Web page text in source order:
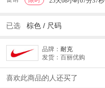
已选 棕色 / 尺码
品牌： 耐克
发货：百丽优购
喜欢此商品的人还买了